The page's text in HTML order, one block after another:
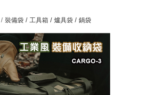
/裝備袋 / 工具箱 / 爐具袋 / 鍋袋